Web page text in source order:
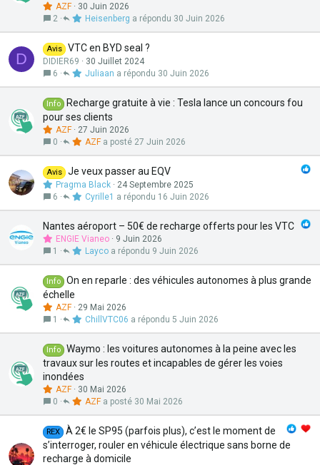
AZF
30 Juin 2026
2
30 Juin 2026
Heisenberg
D
Avis VTC en BYD seal ?
DIDIER69
30 Juillet 2024
6
30 Juin 2026
Juliaan
Info
Recharge gratuite à vie : Tesla lance un concours fou
pour ses clients
AZF
27 Juin 2026
0
27 Juin 2026
AZF
Avis Je veux passer au EQV
Pragma Black
24 Septembre 2025
6
16 Juin 2026
Cyrille1
Nantes aéroport – 50€ de recharge offerts pour les VTC
ENGIE Vianeo
9 Juin 2026
1
9 Juin 2026
Layco
Info
On en reparle : des véhicules autonomes à plus grande
échelle
AZF
29 Mai 2026
1
5 Juin 2026
ChillVTC06
Info
Waymo : les voitures autonomes à la peine avec les
travaux sur les routes et incapables de gérer les voies
inondées
AZF
30 Mai 2026
0
30 Mai 2026
AZF
REX
À 2€ le SP95 (parfois plus), c’est le moment de
s’interroger, rouler en véhicule électrique sans borne de
recharge à domicile